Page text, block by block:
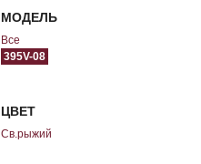
МОДЕЛЬ
Все
395V-08
ЦВЕТ
Св.рыжий